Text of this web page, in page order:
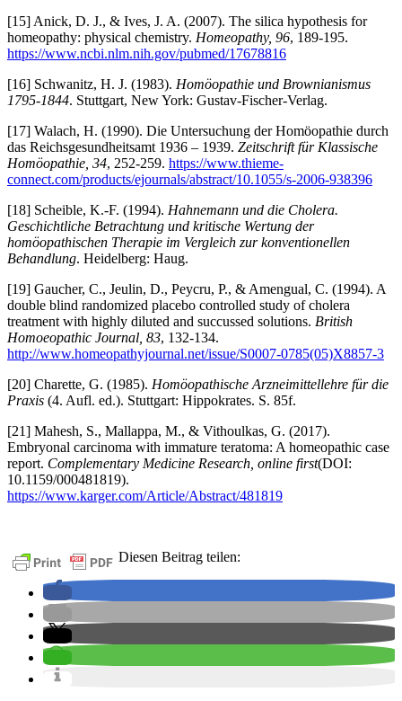
[15] Anick, D. J., & Ives, J. A. (2007). The silica hypothesis for
homeopathy: physical chemistry. Homeopathy, 96, 189-195.
https://www.ncbi.nlm.nih.gov/pubmed/17678816
[16] Schwanitz, H. J. (1983). Homöopathie und Brownianismus
1795-1844. Stuttgart, New York: Gustav-Fischer-Verlag.
[17] Walach, H. (1990). Die Untersuchung der Homöopathie durch
das Reichsgesundheitsamt 1936 – 1939. Zeitschrift für Klassische
Homöopathie, 34, 252-259. https://www.thieme-
connect.com/products/ejournals/abstract/10.1055/s-2006-938396
[18] Scheible, K.-F. (1994). Hahnemann und die Cholera.
Geschichtliche Betrachtung und kritische Wertung der
homöopathischen Therapie im Vergleich zur konventionellen
Behandlung. Heidelberg: Haug.
[19] Gaucher, C., Jeulin, D., Peycru, P., & Amengual, C. (1994). A
double blind randomized placebo controlled study of cholera
treatment with highly diluted and succussed solutions. British
Homoeopathic Journal, 83, 132-134.
http://www.homeopathyjournal.net/issue/S0007-0785(05)X8857-3
[20] Charette, G. (1985). Homöopathische Arzneimittellehre für die
Praxis (4. Aufl. ed.). Stuttgart: Hippokrates. S. 85f.
[21] Mahesh, S., Mallappa, M., & Vithoulkas, G. (2017).
Embryonal carcinoma with immature teratoma: A homeopathic case
report. Complementary Medicine Research, online first(DOI:
10.1159/000481819).
https://www.karger.com/Article/Abstract/481819
Diesen Beitrag teilen: